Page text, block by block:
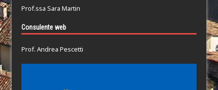
Prof.ssa Sara Martin
Consulente web
Prof. Andrea Pescetti